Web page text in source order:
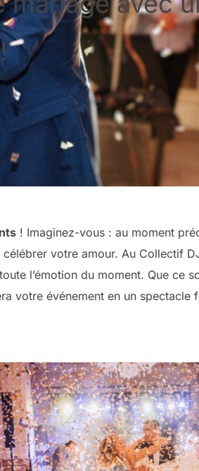
! Imaginez-vous : au moment
votre amour. Au Collectif
l’émotion du moment. Que ce
votre événement en un spectacle